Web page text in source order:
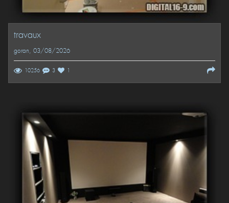
travaux
goran, 03/08/2026
10256 3 1